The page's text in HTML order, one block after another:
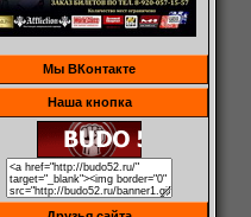
Мы ВКонтакте
Наша кнопка